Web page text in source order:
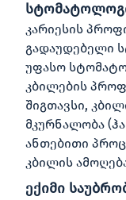
კარიესის
გადაუდებელი
უფასო
კბილების
შიგთავსი,
მკურნალობა
ანთებითი
კბილის
ექიმი